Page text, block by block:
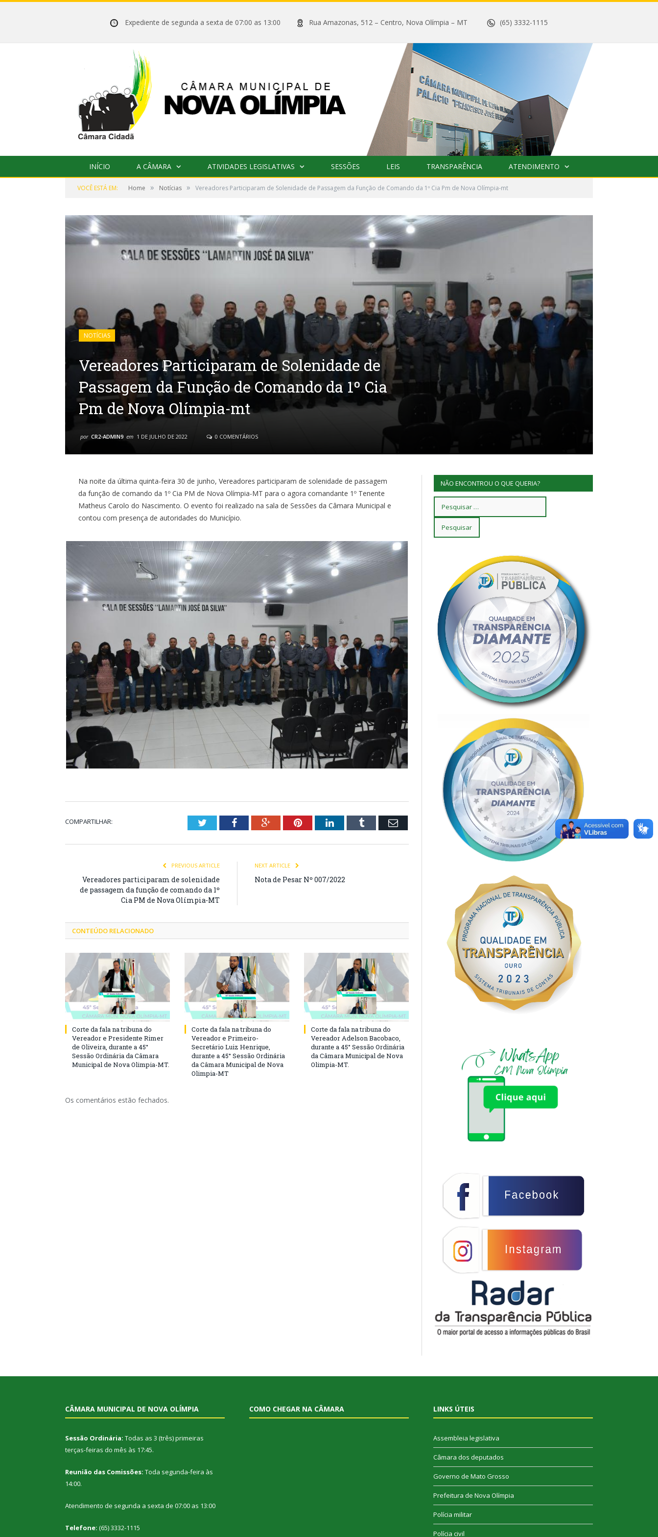
Expediente de segunda a sexta de 07:00 as 13:00 Rua Amazonas, 512 – Centro, Nova Olímpia – MT (65) 3332-1115
INÍCIO A CÂMARA ATIVIDADES LEGISLATIVAS SESSÕES LEIS TRANSPARÊNCIA ATENDIMENTO
VOCÊ ESTÁ EM: Home » Notícias » Vereadores Participaram de Solenidade de Passagem da Função de Comando da 1º Cia Pm de Nova Olímpia-mt
NOTÍCIAS
Vereadores Participaram de Solenidade de
Passagem da Função de Comando da 1º Cia
Pm de Nova Olímpia-mt
por CR2-ADMIN9 em 1 DE JULHO DE 2022 0 COMENTÁRIOS
Na noite da última quinta-feira 30 de junho, Vereadores participaram de solenidade de passagem
da função de comando da 1º Cia PM de Nova Olímpia-MT para o agora comandante 1º Tenente
Matheus Carolo do Nascimento. O evento foi realizado na sala de Sessões da Câmara Municipal e
contou com presença de autoridades do Município.
COMPARTILHAR: TwitterFacebookGoogle+PinterestLinkedInTumblr Email
PREVIOUS ARTICLE
Vereadores participaram de solenidade
de passagem da função de comando da 1º
Cia PM de Nova Olímpia-MT
NEXT ARTICLE
Nota de Pesar Nº 007/2022
CONTEÚDO RELACIONADO
Corte da fala na tribuna do
Vereador e Presidente Rimer
de Oliveira, durante a 45°
Sessão Ordinária da Câmara
Municipal de Nova Olimpia-MT.
Corte da fala na tribuna do
Vereador e Primeiro-
Secretário Luiz Henrique,
durante a 45° Sessão Ordinária
da Câmara Municipal de Nova
Olimpia-MT
Corte da fala na tribuna do
Vereador Adelson Bacobaco,
durante a 45° Sessão Ordinária
da Câmara Municipal de Nova
Olimpia-MT.
Os comentários estão fechados.
NÃO ENCONTROU O QUE QUERIA?
CÂMARA MUNICIPAL DE NOVA OLÍMPIA
Sessão Ordinária: Todas as 3 (três) primeiras
terças-feiras do mês às 17:45.
Reunião das Comissões: Toda segunda-feira às
14:00.
Atendimento de segunda a sexta de 07:00 as 13:00
Telefone: (65) 3332-1115
COMO CHEGAR NA CÂMARA LINKS ÚTEIS
Assembleia legislativa
Câmara dos deputados
Governo de Mato Grosso
Prefeitura de Nova Olímpia
Polícia militar
Polícia civil